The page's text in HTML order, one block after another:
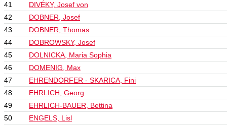
41
DIVÉKY, Josef von
42
DOBNER, Josef
43
DOBNER, Thomas
44
DOBROWSKY, Josef
45
DOLNICKA, Maria Sophia
46
DOMENIG, Max
47
EHRENDORFER - SKARICA, Fini
48
EHRLICH, Georg
49
EHRLICH-BAUER, Bettina
50
ENGELS, Lisl